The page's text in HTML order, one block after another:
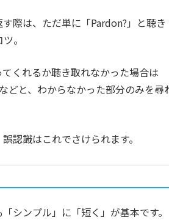
際は、ただ単に「Pardon?」と聴き
。
くれるか聴き取れなかった場合は
と、わからなかった部分のみを尋
認識はこれでさけられます。
シンプル」に「短く」が基本です。